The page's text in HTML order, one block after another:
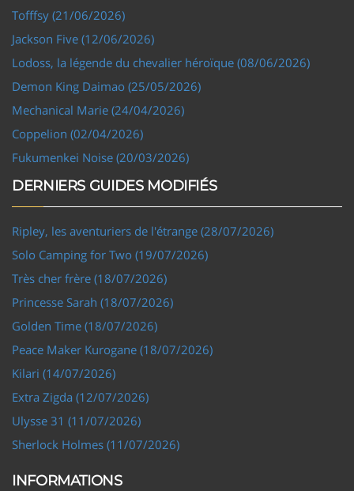
Tofffsy (21/06/2026)
Jackson Five (12/06/2026)
Lodoss, la légende du chevalier héroïque (08/06/2026)
Demon King Daimao (25/05/2026)
Mechanical Marie (24/04/2026)
Coppelion (02/04/2026)
Fukumenkei Noise (20/03/2026)
DERNIERS GUIDES MODIFIÉS
Ripley, les aventuriers de l'étrange (28/07/2026)
Solo Camping for Two (19/07/2026)
Très cher frère (18/07/2026)
Princesse Sarah (18/07/2026)
Golden Time (18/07/2026)
Peace Maker Kurogane (18/07/2026)
Kilari (14/07/2026)
Extra Zigda (12/07/2026)
Ulysse 31 (11/07/2026)
Sherlock Holmes (11/07/2026)
INFORMATIONS